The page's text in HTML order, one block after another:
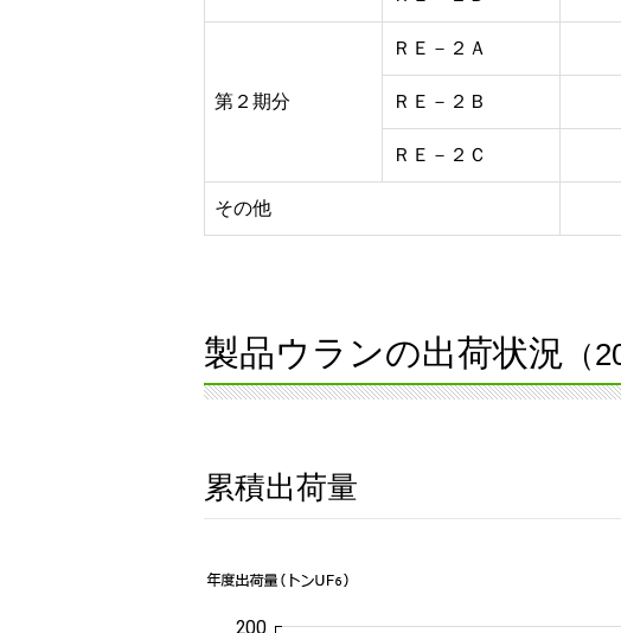
第２期分
ＲＥ－２Ａ
ＲＥ－２Ｂ
ＲＥ－２Ｃ
その他
製品ウランの出荷状況 （
累積出荷量